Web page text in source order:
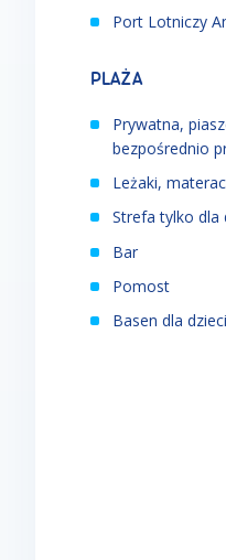
Port Lotniczy
PLAŻA
Prywatna,
bezpośrednio
Leżaki,
Strefa tylko dla
Bar
Pomost
Basen dla